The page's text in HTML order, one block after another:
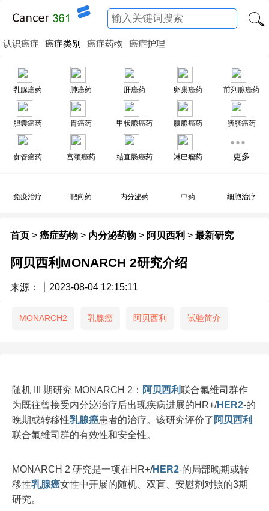
认识癌症 癌症类别 癌症药物 癌症护理
乳腺癌药 肺癌药 肝癌药 卵巢癌药 前列腺癌药
胆囊癌药 胃癌药 甲状腺癌药 胰腺癌药 膀胱癌药
食管癌药 宫颈癌药 结直肠癌药 淋巴瘤药 更多
免疫治疗 靶向药 内分泌药 中药 细胞治疗
首页 > 癌症药物 > 内分泌药物 > 阿贝西利 > 最新研究
阿贝西利MONARCH 2研究介绍
来源： 2023-08-04 12:15:11
MONARCH2 乳腺癌 阿贝西利 试验简介
随机 III 期研究 MONARCH 2： 阿贝西利联合氟维司群作
为既往曾接受内分泌治疗后出现疾病进展的HR+/HER2-的
晚期或转移性乳腺癌患者的治疗。该研究评价了 阿贝西利
联合氟维司群的有效性和安全性。
MONARCH 2 研究是一项在HR+/HER2-的局部晚期或转
移性乳腺癌女性中开展的随机、双盲、安慰剂对照的3期
研究。